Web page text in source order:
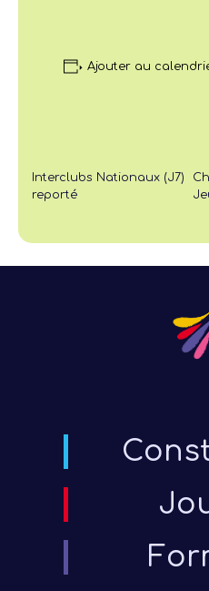
Ajouter au
Interclubs Nationaux (J7)
reporté